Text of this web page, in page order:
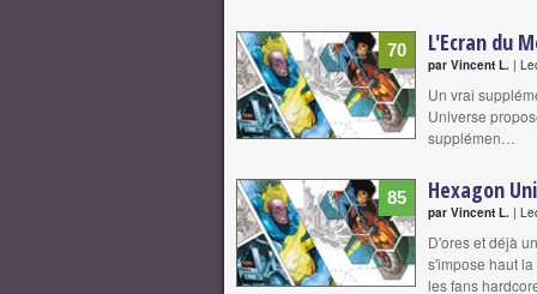
70 L'Ecran du
par Vincent L. |
Un vrai
Universe
supplémen…
85 Hexagon
par Vincent L. |
D'ores et déjà
s'impose haut
les fans